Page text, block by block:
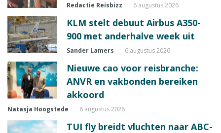
Redactie Reisbizz 6 augustus 2026
KLM stelt debuut Airbus A350-
900 met anderhalve week uit
Sander Lamers 6 augustus 2026
Nieuwe cao voor reisbranche:
ANVR en vakbonden bereiken
akkoord
Natasja Hoogstede 6 augustus 2026
TUI fly breidt vluchten naar ABC-